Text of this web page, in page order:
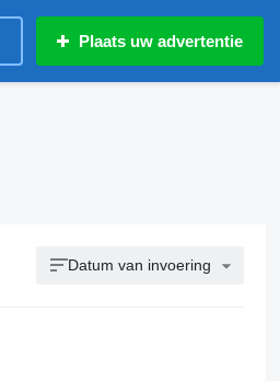
Plaats uw advertentie
Datum van invoering